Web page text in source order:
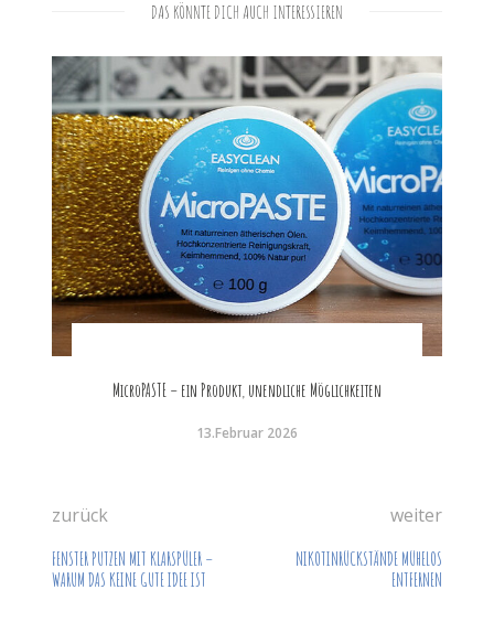
DAS KÖNNTE DICH AUCH INTERESSIEREN
MicroPASTE – ein Produkt, unendliche Möglichkeiten
13.Februar 2026
zurück
FENSTER PUTZEN MIT KLARSPÜLER –
WARUM DAS KEINE GUTE IDEE IST
weiter
NIKOTINRÜCKSTÄNDE MÜHELOS
ENTFERNEN